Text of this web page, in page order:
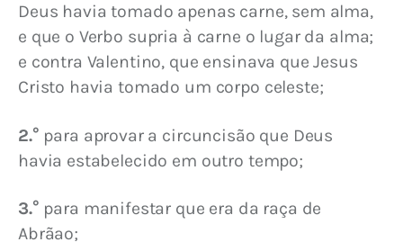
Deus havia tomado apenas carne, sem alma,
e que o Verbo supria à carne o lugar da alma;
e contra Valentino, que ensinava que Jesus
Cristo havia tomado um corpo celeste;
2.° para aprovar a circuncisão que Deus
havia estabelecido em outro tempo;
3.° para manifestar que era da raça de
Abrãao;